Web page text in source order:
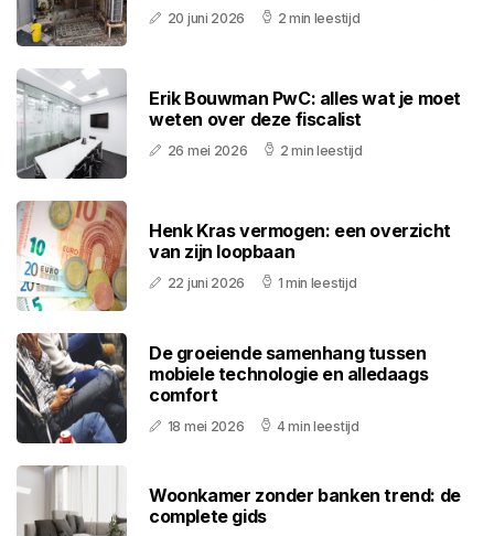
20 juni 2026 2 min leestijd
Erik Bouwman PwC: alles wat je moet
weten over deze fiscalist
26 mei 2026 2 min leestijd
Henk Kras vermogen: een overzicht
van zijn loopbaan
22 juni 2026 1 min leestijd
De groeiende samenhang tussen
mobiele technologie en alledaags
comfort
18 mei 2026 4 min leestijd
Woonkamer zonder banken trend: de
complete gids